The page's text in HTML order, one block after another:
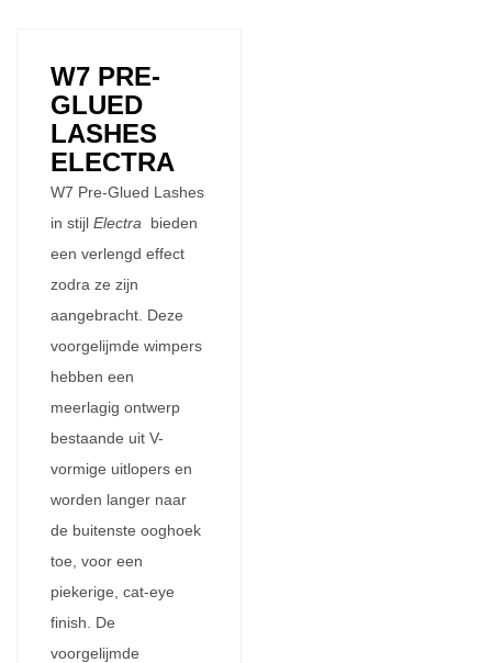
W7 PRE-
GLUED
LASHES
ELECTRA
W7 Pre-Glued Lashes
in stijl Electra bieden
een verlengd effect
zodra ze zijn
aangebracht. Deze
voorgelijmde wimpers
hebben een
meerlagig ontwerp
bestaande uit V-
vormige uitlopers en
worden langer naar
de buitenste ooghoek
toe, voor een
piekerige, cat-eye
finish. De
voorgelijmde